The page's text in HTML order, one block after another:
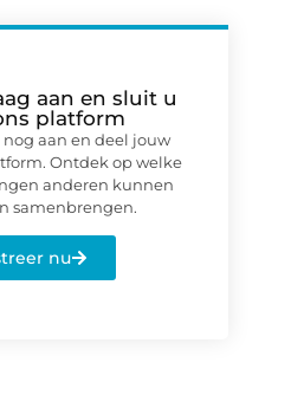
aan en sluit u
platform
aan en deel jouw
Ontdek op welke
anderen kunnen
samenbrengen.
nu